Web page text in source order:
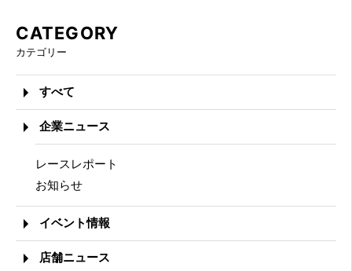
CATEGORY
カテゴリー
すべて
企業ニュース
レースレポート
お知らせ
イベント情報
店舗ニュース